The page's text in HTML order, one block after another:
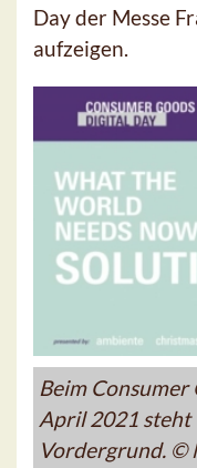
Day der Messe
aufzeigen.
Beim Consumer
April 2021 steht
Vordergrund. ©